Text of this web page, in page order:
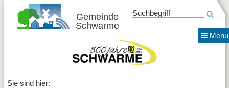
Gemeinde
Schwarme
Suchbegriff
800 Jahre Schwarme
Menu
News
Sie sind hier: